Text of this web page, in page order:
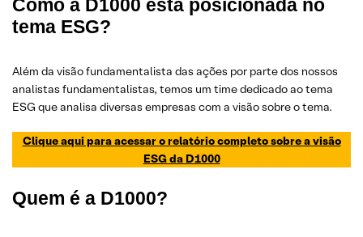
Como a D1000 está posicionada no
tema ESG?
Além da visão fundamentalista das ações por parte dos nossos
analistas fundamentalistas, temos um time dedicado ao tema
ESG que analisa diversas empresas com a visão sobre o tema.
Clique aqui para acessar o relatório completo sobre a visão
ESG da D1000
Quem é a D1000?